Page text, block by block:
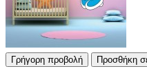
Γρήγορη προβολή Προσθήκη